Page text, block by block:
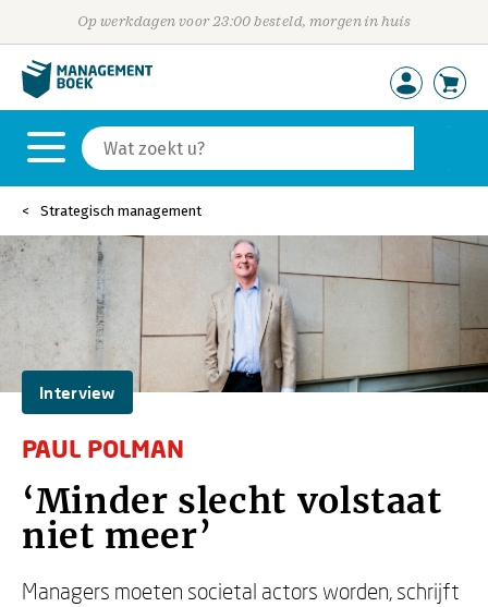
Op werkdagen voor 23:00 besteld, morgen in huis
Strategisch management
Interview
PAUL POLMAN
‘Minder slecht volstaat
niet meer’
Managers moeten societal actors worden, schrijft